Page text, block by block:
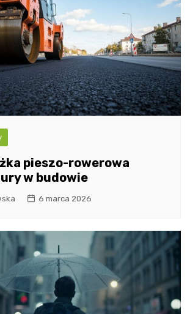
pieszo-rowerowa
w budowie
6 marca 2026